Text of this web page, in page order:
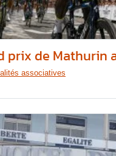
prix de Mathurin
associatives